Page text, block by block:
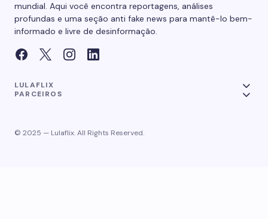
mundial. Aqui você encontra reportagens, análises
profundas e uma seção anti fake news para mantê-lo bem-
informado e livre de desinformação.
LULAFLIX
PARCEIROS
© 2025 — Lulaflix. All Rights Reserved.